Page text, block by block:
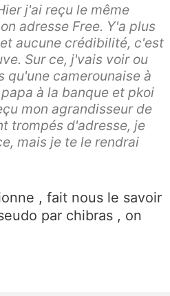
j'ai reçu le même
adresse Free. Y'a plus
aucune crédibilité, c'est
Sur ce, j'vais voir ou
qu'une camerounaise à
à la banque et pkoi
mon agrandisseur de
trompés d'adresse, je
mais je te le rendrai
, fait nous le savoir
par chibras , on